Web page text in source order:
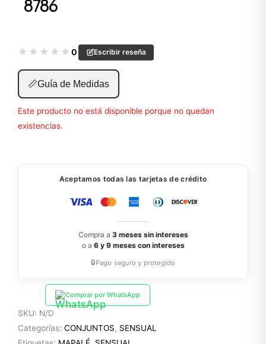
8786
★ ★ ★ ★ ★0 Escribir reseña
📏Guía de Medidas
Este producto no está disponible porque no quedan
existencias.
Aceptamos todas las tarjetas de crédito
Compra a 3 meses sin intereses
o a 6 y 9 meses con intereses
🔒Pago seguro y protegido
Comprar por WhatsApp
SKU: N/D
Categorías: CONJUNTOS, SENSUAL